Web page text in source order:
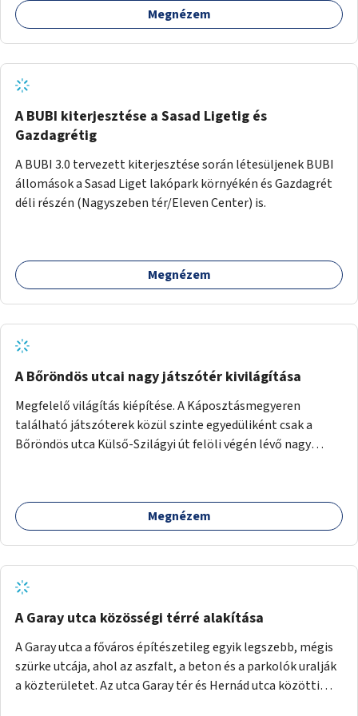
barátságosabbá és zöldebbé lehetne tenni a megállókat.
Megnézem
A BUBI kiterjesztése a Sasad Ligetig és
Gazdagrétig
A BUBI 3.0 tervezett kiterjesztése során létesüljenek BUBI
állomások a Sasad Liget lakópark környékén és Gazdagrét
déli részén (Nagyszeben tér/Eleven Center) is.
Megnézem
A Bőröndös utcai nagy játszótér kivilágítása
Megfelelő világítás kiépítése. A Káposztásmegyeren
található játszóterek közül szinte egyedüliként csak a
Bőröndös utca Külső-Szilágyi út felöli végén lévő nagy
Megnézem
A Garay utca közösségi térré alakítása
A Garay utca a főváros építészetileg egyik legszebb, mégis
szürke utcája, ahol az aszfalt, a beton és a parkolók uralják
a közterületet. Az utca Garay tér és Hernád utca közötti